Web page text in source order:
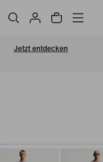
Jetzt entdecken